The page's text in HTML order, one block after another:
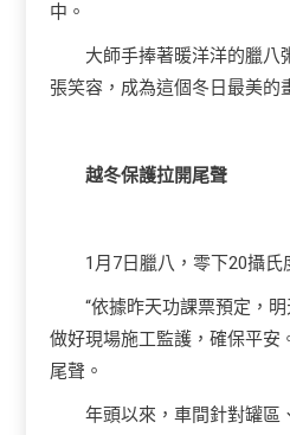
中。
大師手捧著暖洋洋的臘八
張笑容，成為這個冬日最美的
越冬保護拉開尾聲
1月7日臘八，零下20攝氏
“依據昨天功課票預定，
做好現場施工監護，確保平安
尾聲。
年頭以來，車間針對罐區